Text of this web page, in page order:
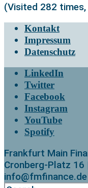
(Visited 282
Kontakt
Impressum
Datenschutz
LinkedIn
Twitter
Facebook
Instagram
YouTube
Spotify
Frankfurt Main
Cronberg-Platz 16
info@fmfinance.de